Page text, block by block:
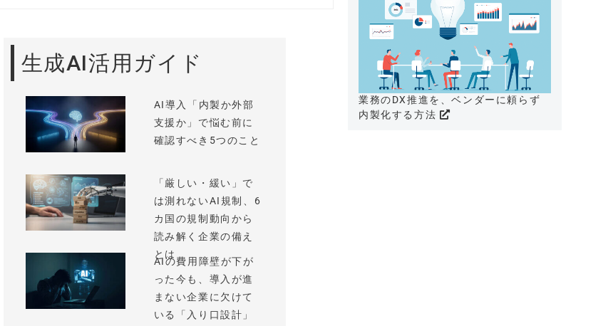
生成AI活用ガイド
AI導入「内製か外部
支援か」で悩む前に
確認すべき5つのこと
「厳しい・緩い」で
は測れないAI規制、6
カ国の規制動向から
読み解く企業の備え
とは
AIの費用障壁が下が
った今も、導入が進
まない企業に欠けて
いる「入り口設計」
業務のDX推進を、ベンダーに頼らず
内製化する方法